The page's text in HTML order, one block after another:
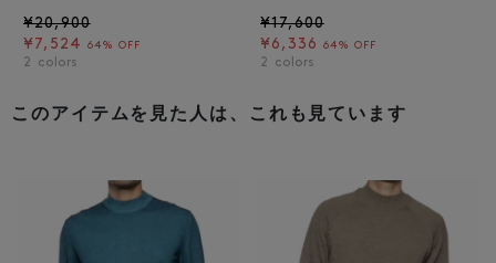
¥20,900
¥7,524
64% OFF
2 colors
¥17,600
¥6,336
64% OFF
2 colors
このアイテムを見た人は、これも見ています